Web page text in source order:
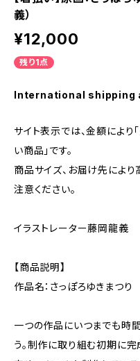
義）
¥12,000
残り1点
International shipping
サイト表示では、金額により
い商品」です。
商品サイズ、お届け先によ
注意ください。
イラストレーター藤岡龍義
【商品説明】
作品名：さっぽろゆきまつり
一つの作品にいつまでも時
う。制作に取り組む初期に